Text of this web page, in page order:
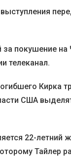
покушение на
телеканал.
Кирка
США
22-летний
Тайлер